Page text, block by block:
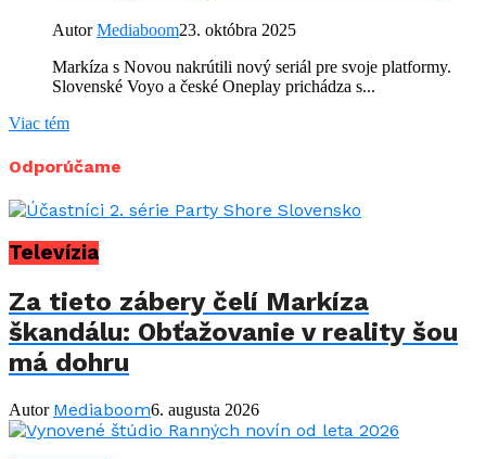
AutorMediaboom23. októbra 2025
Markíza s Novou nakrútili nový seriál pre svoje platformy.
Slovenské Voyo a české Oneplay prichádza s...
Viac tém
Odporúčame
Televízia
Za tieto zábery čelí Markíza
škandálu: Obťažovanie v reality šou
má dohru
Autor Mediaboom6. augusta 2026